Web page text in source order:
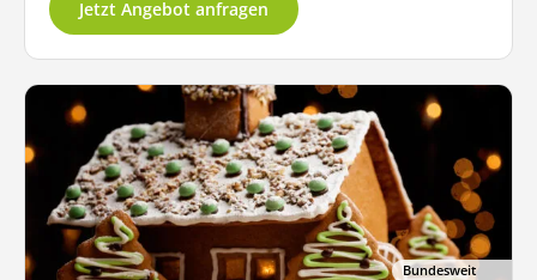
Jetzt Angebot anfragen
Bundesweit